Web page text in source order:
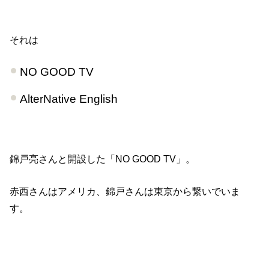
それは
NO GOOD TV
AlterNative English
錦戸亮さんと開設した「NO GOOD TV」。
赤西さんはアメリカ、錦戸さんは東京から繋いでいま
す。